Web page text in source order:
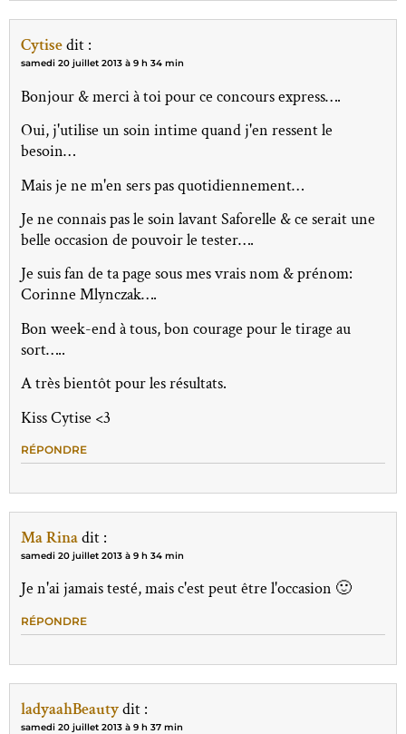
Cytisedit :
samedi 20 juillet 2013 à 9 h 34 min
Bonjour & merci à toi pour ce concours express….
Oui, j'utilise un soin intime quand j'en ressent le
besoin…
Mais je ne m'en sers pas quotidiennement…
Je ne connais pas le soin lavant Saforelle & ce serait une
belle occasion de pouvoir le tester….
Je suis fan de ta page sous mes vrais nom & prénom:
Corinne Mlynczak….
Bon week-end à tous, bon courage pour le tirage au
sort…..
A très bientôt pour les résultats.
Kiss Cytise <3
RÉPONDRE
Ma Rinadit :
samedi 20 juillet 2013 à 9 h 34 min
Je n'ai jamais testé, mais c'est peut être l'occasion 🙂
RÉPONDRE
ladyaahBeautydit :
samedi 20 juillet 2013 à 9 h 37 min